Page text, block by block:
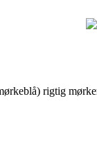
rigtig